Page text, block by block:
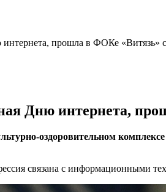
прошла в ФОКе «Витязь»
Дню интернета,
оздоровительном
связана с информационными